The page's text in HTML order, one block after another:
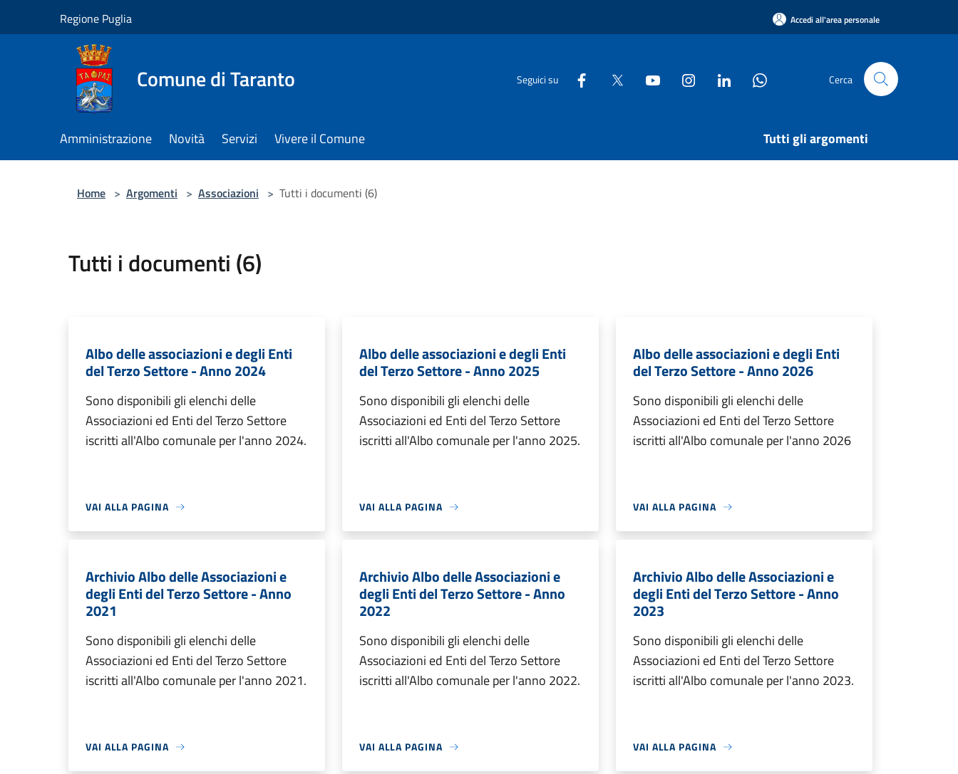
Regione Puglia Accedi all'area personale
Comune di Taranto Seguici su Cerca
Amministrazione Novità Servizi Vivere il Comune Tutti gli argomenti
Home > Argomenti > Associazioni > Tutti i documenti (6)
Tutti i documenti (6)
Albo delle associazioni e degli Enti
del Terzo Settore - Anno 2024
Sono disponibili gli elenchi delle
Associazioni ed Enti del Terzo Settore
iscritti all'Albo comunale per l'anno 2024.
VAI ALLA PAGINA
Albo delle associazioni e degli Enti
del Terzo Settore - Anno 2025
Sono disponibili gli elenchi delle
Associazioni ed Enti del Terzo Settore
iscritti all'Albo comunale per l'anno 2025.
VAI ALLA PAGINA
Albo delle associazioni e degli Enti
del Terzo Settore - Anno 2026
Sono disponibili gli elenchi delle
Associazioni ed Enti del Terzo Settore
iscritti all'Albo comunale per l'anno 2026
VAI ALLA PAGINA
Archivio Albo delle Associazioni e
degli Enti del Terzo Settore - Anno
2021
Sono disponibili gli elenchi delle
Associazioni ed Enti del Terzo Settore
iscritti all'Albo comunale per l'anno 2021.
VAI ALLA PAGINA
Archivio Albo delle Associazioni e
degli Enti del Terzo Settore - Anno
2022
Sono disponibili gli elenchi delle
Associazioni ed Enti del Terzo Settore
iscritti all'Albo comunale per l'anno 2022.
VAI ALLA PAGINA
Archivio Albo delle Associazioni e
degli Enti del Terzo Settore - Anno
2023
Sono disponibili gli elenchi delle
Associazioni ed Enti del Terzo Settore
iscritti all'Albo comunale per l'anno 2023.
VAI ALLA PAGINA